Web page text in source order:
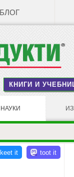
БЛОГ
КНИГИ И
НАУКИ